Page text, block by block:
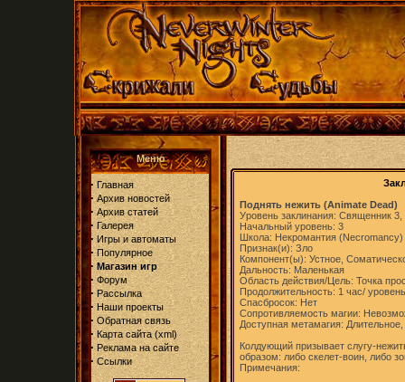
Меню
· Главная
· Архив новостей
· Архив статей
· Галерея
· Игры и автоматы
· Популярное
· Магазин игр
· Форум
· Рассылка
· Наши проекты
· Обратная связь
· Карта сайта(xml)
· Реклама на сайте
· Ссылки
Поднять нежить (Animate Dead)
Уровень заклинания: Священник
Начальный уровень: 3
Школа: Некромантия (Necromancy)
Признак(и): Зло
Компонент(ы): Устное,
Дальность: Маленькая
Область действия/Цель: Точка
Продолжительность: 1 час/ уровень
Спасбросок: Нет
Сопротивляемость магии:
Доступная метамагия:
Колдующий призывает слугу-
образом: либо скелет-воин, либо
Примечания: